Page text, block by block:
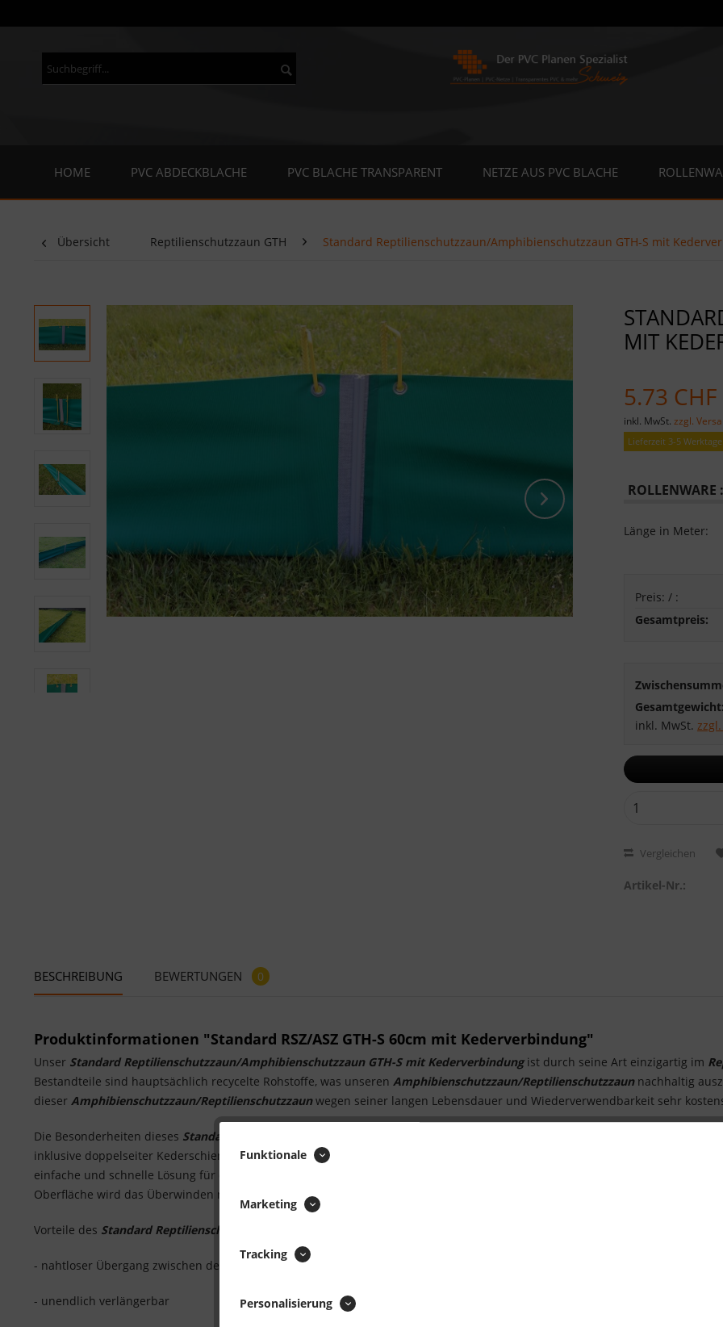
HOME PVC ABDECKBLACHE PVC BLACHE TRANSPARENT NETZE AUS PVC BLACHE
Übersicht Reptilienschutzzaun GTH Standard Reptilienschutzzaun/Amphibienschutzzaun GTH-S mit
MIT
5.73
inkl. MwSt. zzgl.
Lieferzeit 3-5 Werktage
ROLLENWARE :
Länge in Meter:
Preis: / :
Gesamtpreis:
inkl. MwSt.
Vergleichen
Artikel-Nr.:
BESCHREIBUNG BEWERTUNGEN 0
Produktinformationen "Standard RSZ/ASZ GTH-S 60cm mit Kederverbindung"
Unser Standard Reptilienschutzzaun/Amphibienschutzzaun GTH-S mit Kederverbindungist durch seine Art einzigartig im
Bestandteile sind hauptsächlich recycelte Rohstoffe, was unseren Amphibienschutzzaun/Reptilienschutzzaunnachhaltig
dieser Amphibienschutzzaun/Reptilienschutzzaunwegen seiner langen Lebensdauer und Wiederverwendbarkeit sehr
Die Besonderheiten dieses Standard Reptilienschutzzauns/Amphibienschutzzauns GTH-S mit Kederverbindung
inklusive doppelseiter Kederschiene, wodurch eine patentierte nahtlose Verbindung zwischen den einzelnen
einfache und schnelle Lösung für das Verbinden des
Oberfläche wird das Überwinden noch zusätzlich unterbunden.
Vorteile des Standard Reptilienschutzzauns/Amphibienschutzzauns mit Kederverbindung:
- nahtloser Übergang zwischen den einzelnen Zaunbahnen
- unendlich verlängerbar
Funktionale
Marketing
Tracking
Personalisierung